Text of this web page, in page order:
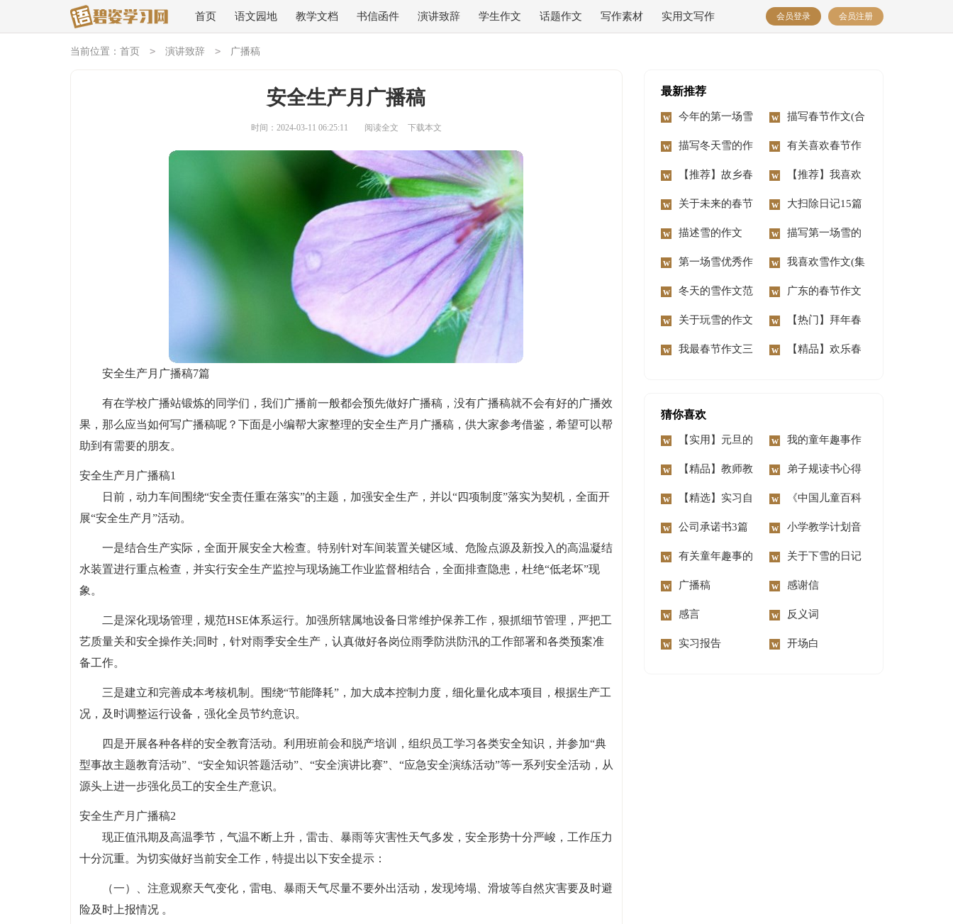
首页 语文园地 教学文档 书信函件 演讲致辞 学生作文 话题作文 写作素材 实用文写作 会员登录 会员注册
当前位置： 首页 > 演讲致辞 > 广播稿
安全生产月广播稿
时间：2024-03-11 06:25:11 阅读全文 下载本文
安全生产月广播稿7篇
有在学校广播站锻炼的同学们，我们广播前一般都会预先做好广播稿，没有广播稿就不会有好的广播效
果，那么应当如何写广播稿呢？下面是小编帮大家整理的安全生产月广播稿，供大家参考借鉴，希望可以帮
助到有需要的朋友。
安全生产月广播稿1
日前，动力车间围绕“安全责任重在落实”的主题，加强安全生产，并以“四项制度”落实为契机，全面开
展“安全生产月”活动。
一是结合生产实际，全面开展安全大检查。特别针对车间装置关键区域、危险点源及新投入的高温凝结
水装置进行重点检查，并实行安全生产监控与现场施工作业监督相结合，全面排查隐患，杜绝“低老坏”现
象。
二是深化现场管理，规范HSE体系运行。加强所辖属地设备日常维护保养工作，狠抓细节管理，严把工
艺质量关和安全操作关;同时，针对雨季安全生产，认真做好各岗位雨季防洪防汛的工作部署和各类预案准
备工作。
三是建立和完善成本考核机制。围绕“节能降耗”，加大成本控制力度，细化量化成本项目，根据生产工
况，及时调整运行设备，强化全员节约意识。
四是开展各种各样的安全教育活动。利用班前会和脱产培训，组织员工学习各类安全知识，并参加“典
型事故主题教育活动”、“安全知识答题活动”、“安全演讲比赛”、“应急安全演练活动”等一系列安全活动，从
源头上进一步强化员工的安全生产意识。
安全生产月广播稿2
现正值汛期及高温季节，气温不断上升，雷击、暴雨等灾害性天气多发，安全形势十分严峻，工作压力
十分沉重。为切实做好当前安全工作，特提出以下安全提示：
（一）、注意观察天气变化，雷电、暴雨天气尽量不要外出活动，发现垮塌、滑坡等自然灾害要及时避
险及时上报情况 。
最新推荐
今年的第一场雪
作文【热】
描写春节作文(合
集15篇)
描写冬天雪的作
文
有关喜欢春节作
文五篇
【推荐】故乡春
节作文四篇
【推荐】我喜欢
春节作文四篇
关于未来的春节
作文3篇
大扫除日记15篇
描述雪的作文 描写第一场雪的
作文
第一场雪优秀作
文(15篇)
我喜欢雪作文(集
锦15篇)
冬天的雪作文范
文
广东的春节作文
4篇
关于玩雪的作文
13篇
【热门】拜年春
节作文4篇
我最春节作文三 【精品】欢乐春
猜你喜欢
【实用】元旦的
作文500字汇总九篇
我的童年趣事作
文合集10篇
【精品】教师教
学总结范文合集五篇
弟子规读书心得
【精选】实习自
我鉴定模板6篇
《中国儿童百科
全书》读后感
公司承诺书3篇 小学教学计划音
乐汇编6篇
有关童年趣事的
作文精选15篇
关于下雪的日记
(15篇)
广播稿 感谢信
感言 反义词
实习报告 开场白